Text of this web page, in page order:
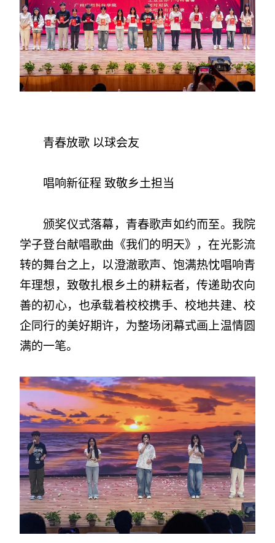
青春放歌 以球会友
唱响新征程 致敬乡土担当
颁奖仪式落幕，青春歌声如约而至。我院
学子登台献唱歌曲《我们的明天》，在光影流
转的舞台之上，以澄澈歌声、饱满热忱唱响青
年理想，致敬扎根乡土的耕耘者，传递助农向
善的初心，也承载着校校携手、校地共建、校
企同行的美好期许，为整场闭幕式画上温情圆
满的一笔。